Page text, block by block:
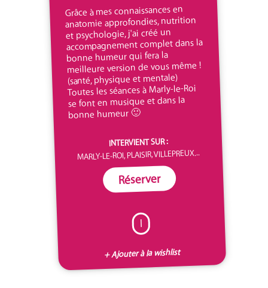
Grâce à mes connaissances en
anatomie approfondies, nutrition
et psychologie, j'ai créé un
accompagnement complet dans la
bonne humeur qui fera la
meilleure version de vous même !
(santé, physique et mentale)
Toutes les séances à Marly-le-Roi
se font en musique et dans la
bonne humeur 🙂
INTERVIENT SUR :
MARLY-LE-ROI, PLAISIR, VILLEPREUX...
Réserver
I
+ Ajouter à la wishlist